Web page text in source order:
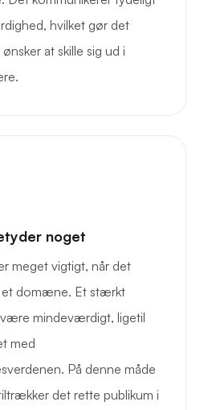
hvilket gør det
at skille sig ud i
noget
meget vigtigt, når det
domæne. Et stærkt
mindeværdigt, ligetil
med
På denne måde
det rette publikum i